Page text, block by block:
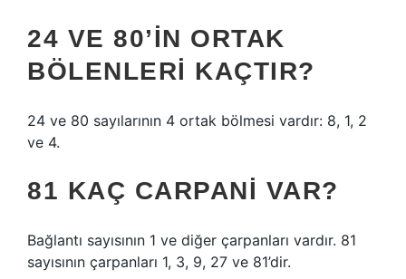
24 VE 80’IN ORTAK
BÖLENLERI KAÇTIR?
24 ve 80 sayılarının 4 ortak bölmesi vardır: 8, 1, 2
ve 4.
81 KAÇ CARPANI VAR?
Bağlantı sayısının 1 ve diğer çarpanları vardır. 81
sayısının çarpanları 1, 3, 9, 27 ve 81’dir.